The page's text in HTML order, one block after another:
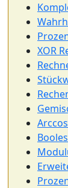
XOR